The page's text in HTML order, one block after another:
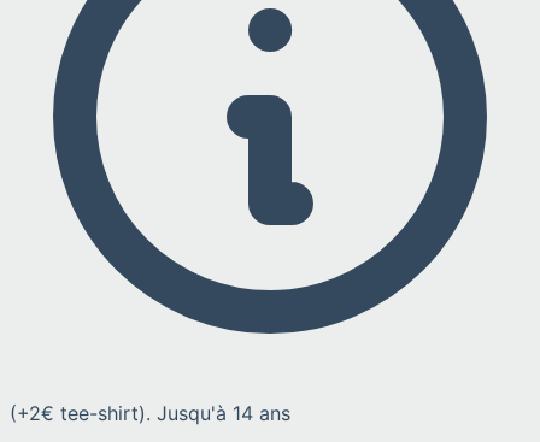
(+2€ tee-shirt). Jusqu'à 14 ans